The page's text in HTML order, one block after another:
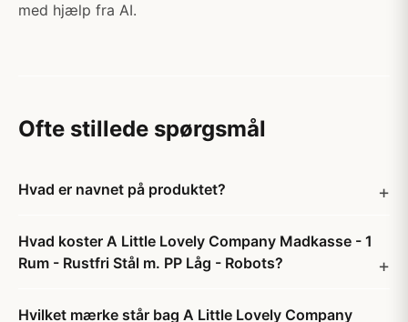
med hjælp fra AI.
Ofte stillede spørgsmål
Hvad er navnet på produktet?
Hvad koster A Little Lovely Company Madkasse - 1
Rum - Rustfri Stål m. PP Låg - Robots?
Hvilket mærke står bag A Little Lovely Company